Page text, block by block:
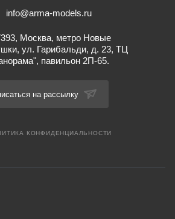
info@arma-models.ru
Москва, метро Новые
ул. Гарибальди, д. 23, ТЦ
павильон 2П-65.
на рассылку
КОНФИДЕНЦИАЛЬНОСТИ